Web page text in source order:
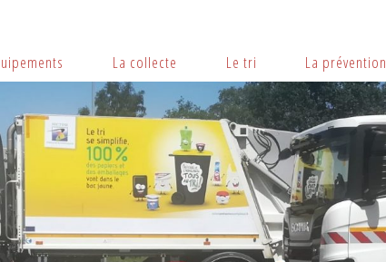
La collecte Le tri La prévention